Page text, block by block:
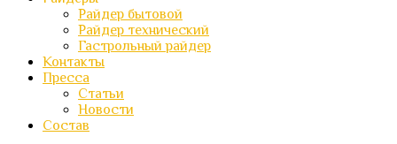
Райдер бытовой
Райдер технический
Гастрольный райдер
Контакты
Пресса
Статьи
Новости
Состав